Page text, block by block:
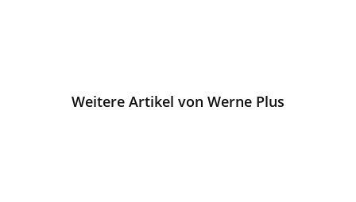
Weitere Artikel von Werne Plus